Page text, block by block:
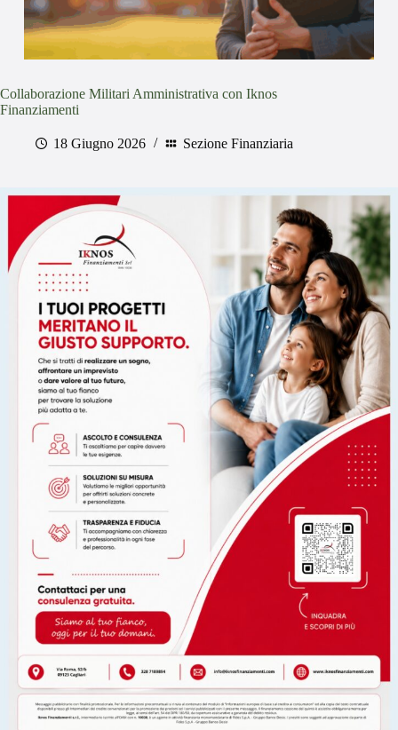
Collaborazione Militari Amministrativa con Iknos
Finanziamenti
18 Giugno 2026 Sezione Finanziaria